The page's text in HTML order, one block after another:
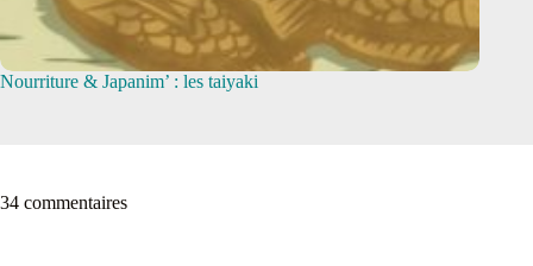
Nourriture & Japanim’ : les taiyaki
34 commentaires